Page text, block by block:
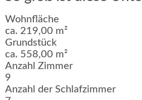
Wohnfläche
ca. 219,00 m²
Grundstück
ca. 558,00 m²
Anzahl Zimmer
9
Anzahl der Schlafzimmer